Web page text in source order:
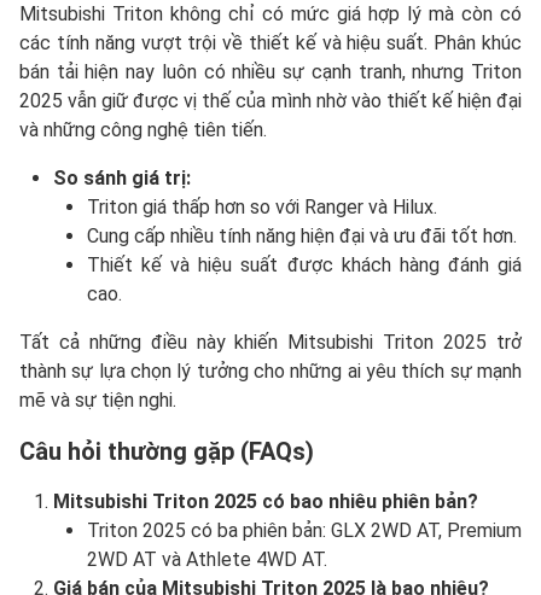
Mitsubishi Triton không chỉ có mức giá hợp lý mà còn có
các tính năng vượt trội về thiết kế và hiệu suất. Phân khúc
bán tải hiện nay luôn có nhiều sự cạnh tranh, nhưng Triton
2025 vẫn giữ được vị thế của mình nhờ vào thiết kế hiện đại
và những công nghệ tiên tiến.
So sánh giá trị:
Triton giá thấp hơn so với Ranger và Hilux.
Cung cấp nhiều tính năng hiện đại và ưu đãi tốt hơn.
Thiết kế và hiệu suất được khách hàng đánh giá
cao.
Tất cả những điều này khiến Mitsubishi Triton 2025 trở
thành sự lựa chọn lý tưởng cho những ai yêu thích sự mạnh
mẽ và sự tiện nghi.
Câu hỏi thường gặp (FAQs)
Mitsubishi Triton 2025 có bao nhiêu phiên bản?
Triton 2025 có ba phiên bản: GLX 2WD AT, Premium
2WD AT và Athlete 4WD AT.
Giá bán của Mitsubishi Triton 2025 là bao nhiêu?